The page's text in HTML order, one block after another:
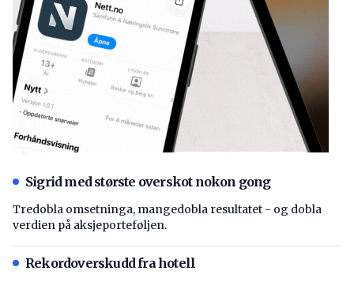
Sigrid med største overskot nokon gong
Tredobla omsetninga, mangedobla resultatet - og dobla
verdien på aksjeporteføljen.
Rekordoverskudd fra hotell